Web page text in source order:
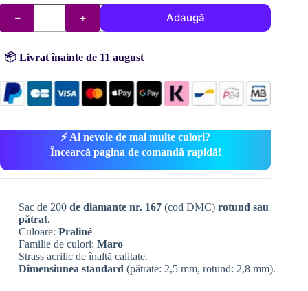
Cantitate
DMC
diamante
nr.
Adaugă
📦 Livrat înainte de 11 august
⚡ Ai nevoie de mai multe culori?
Încearcă pagina de comandă rapidă!
Sac de 200 de diamante nr. 167(cod DMC) rotund sau
pătrat.
Culoare: Praliné
Familie de culori: Maro
Strass acrilic de înaltă calitate.
Dimensiunea standard (pătrate: 2,5 mm, rotund: 2,8 mm).